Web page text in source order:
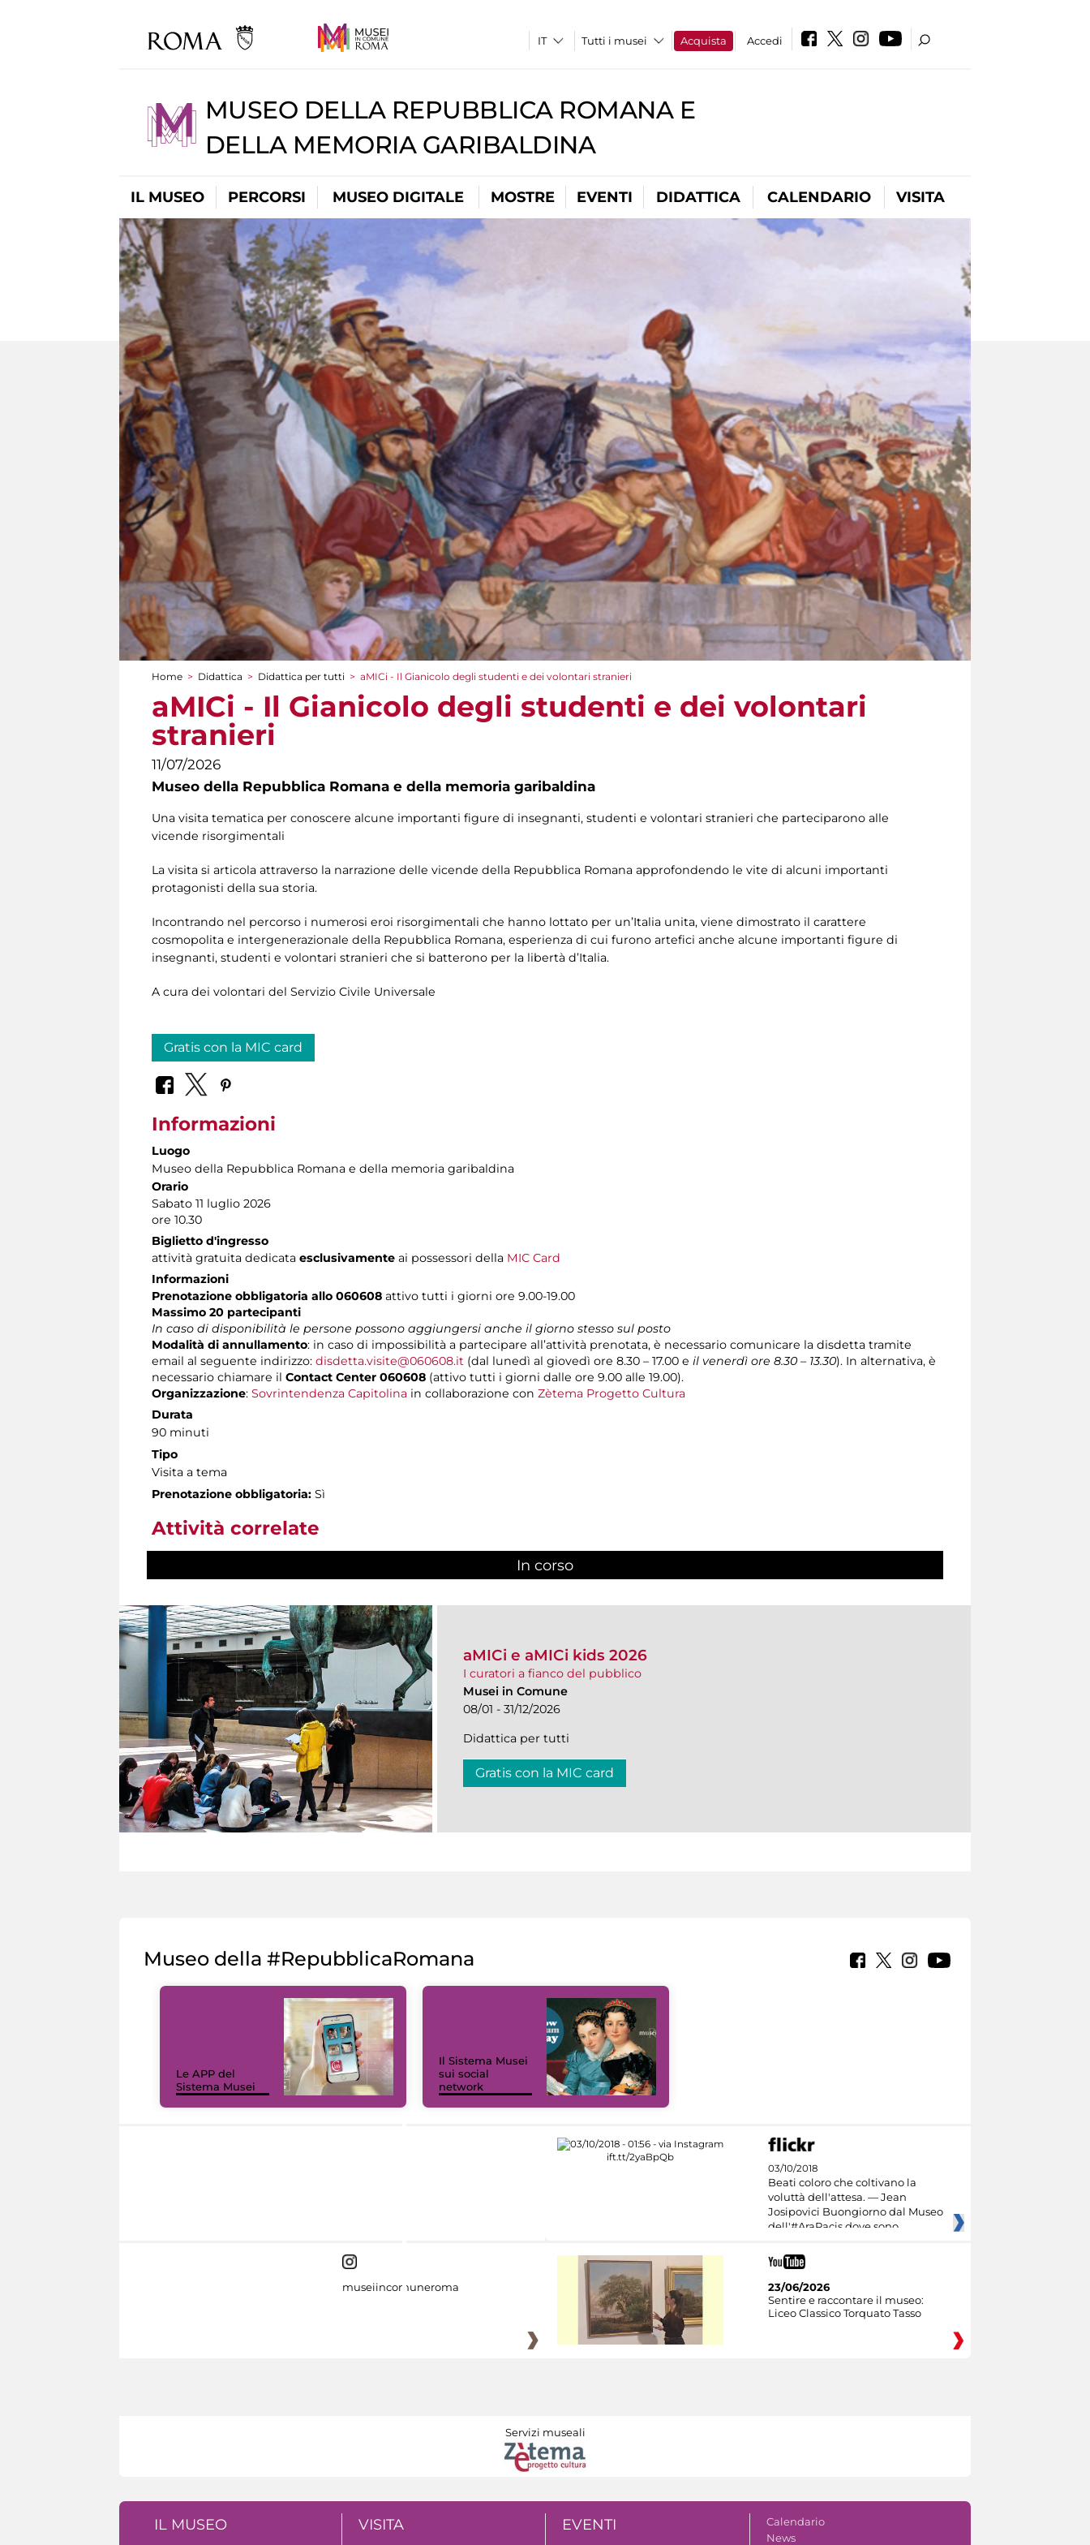
Tutti i musei Acquista Accedi
MUSEO DELLA REPUBBLICA ROMANA E
DELLA MEMORIA GARIBALDINA
IL MUSEO PERCORSI MUSEO DIGITALE MOSTRE EVENTI DIDATTICA CALENDARIO VISITA
Tu sei qui
Home > Didattica > Didattica per tutti > aMICi - Il Gianicolo degli studenti e dei volontari stranieri
aMICi - Il Gianicolo degli studenti e dei volontari
stranieri
11/07/2026
Museo della Repubblica Romana e della memoria garibaldina
Una visita tematica per conoscere alcune importanti figure di insegnanti, studenti e volontari stranieri che parteciparono alle
vicende risorgimentali
La visita si articola attraverso la narrazione delle vicende della Repubblica Romana approfondendo le vite di alcuni importanti
protagonisti della sua storia.
Incontrando nel percorso i numerosi eroi risorgimentali che hanno lottato per un’Italia unita, viene dimostrato il carattere
cosmopolita e intergenerazionale della Repubblica Romana, esperienza di cui furono artefici anche alcune importanti figure di
insegnanti, studenti e volontari stranieri che si batterono per la libertà d’Italia.
A cura dei volontari del Servizio Civile Universale
Gratis con la MIC card
Informazioni
Luogo
Museo della Repubblica Romana e della memoria garibaldina
Orario
Sabato 11 luglio 2026
ore 10.30
Biglietto d'ingresso
attività gratuita dedicata esclusivamente ai possessori della MIC Card
Informazioni
Prenotazione obbligatoria allo 060608 attivo tutti i giorni ore 9.00-19.00
Massimo 20 partecipanti
In caso di disponibilità le persone possono aggiungersi anche il giorno stesso sul posto
Modalità di annullamento: in caso di impossibilità a partecipare all’attività prenotata, è necessario comunicare la disdetta tramite
email al seguente indirizzo: disdetta.visite@060608.it (dal lunedì al giovedì ore 8.30 – 17.00 e il venerdì ore 8.30 – 13.30). In alternativa, è
necessario chiamare il Contact Center 060608 (attivo tutti i giorni dalle ore 9.00 alle 19.00).
Organizzazione: Sovrintendenza Capitolina in collaborazione con Zètema Progetto Cultura
Durata
90 minuti
Tipo
Visita a tema
Prenotazione obbligatoria: Sì
Attività correlate
In corso
aMICi e aMICi kids 2026
I curatori a fianco del pubblico
Musei in Comune
08/01 - 31/12/2026
Didattica per tutti
Gratis con la MIC card
Museo della #RepubblicaRomana
Le APP del
Sistema Musei
Il Sistema Musei
sui social
network
03/10/2018
Beati coloro che coltivano la
voluttà dell'attesa. — Jean
Josipovici Buongiorno dal Museo
dell'#AraPacis dove sono
museiincomuneroma
23/06/2026
Sentire e raccontare il museo:
Liceo Classico Torquato Tasso
Servizi museali
IL MUSEO VISITA EVENTI
Calendario
News